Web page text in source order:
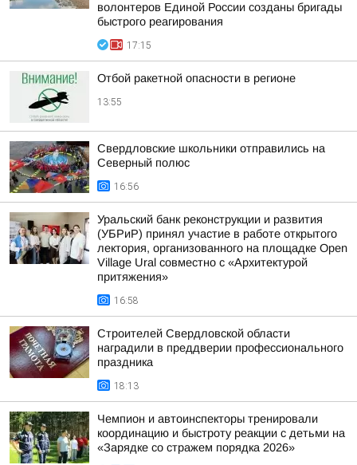
волонтеров Единой России созданы бригады
быстрого реагирования
17:15
Отбой ракетной опасности в регионе
13:55
Свердловские школьники отправились на
Северный полюс
16:56
Уральский банк реконструкции и развития
(УБРиР) принял участие в работе открытого
лектория, организованного на площадке Open
Village Ural совместно с «Архитектурой
притяжения»
16:58
Строителей Свердловской области
наградили в преддверии профессионального
праздника
18:13
Чемпион и автоинспекторы тренировали
координацию и быстроту реакции с детьми на
«Зарядке со стражем порядка 2026»